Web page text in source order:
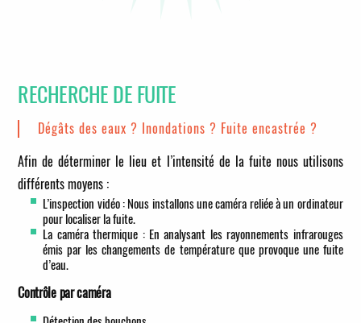
RECHERCHE DE FUITE
Dégâts des eaux ? Inondations ? Fuite encastrée ?
Afin de déterminer le lieu et l’intensité de la fuite nous utilisons
différents moyens :
L’inspection vidéo : Nous installons une caméra reliée à un ordinateur
pour localiser la fuite.
La caméra thermique : En analysant les rayonnements infrarouges
émis par les changements de température que provoque une fuite
d’eau.
Contrôle par caméra